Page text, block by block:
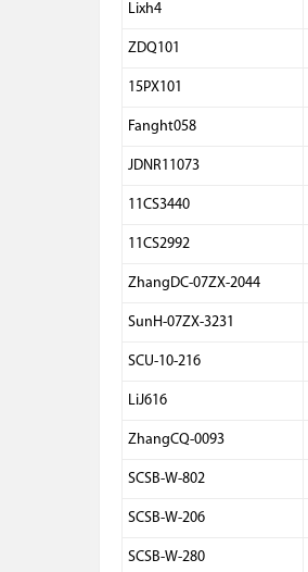
Lixh4
ZDQ101
15PX101
Fanght058
JDNR11073
11CS3440
11CS2992
ZhangDC-07ZX-2044
SunH-07ZX-3231
SCU-10-216
LiJ616
ZhangCQ-0093
SCSB-W-802
SCSB-W-206
SCSB-W-280